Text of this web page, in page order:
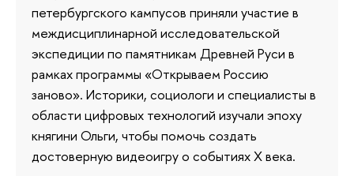
петербургского кампусов приняли участие в
междисциплинарной исследовательской
экспедиции по памятникам Древней Руси в
рамках программы «Открываем Россию
заново». Историки, социологи и специалисты в
области цифровых технологий изучали эпоху
княгини Ольги, чтобы помочь создать
достоверную видеоигру о событиях X века.